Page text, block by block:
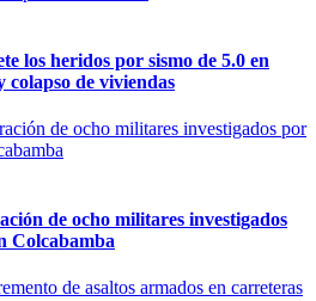
los heridos por sismo de 5.0 en
colapso de viviendas
de ocho militares investigados
Colcabamba